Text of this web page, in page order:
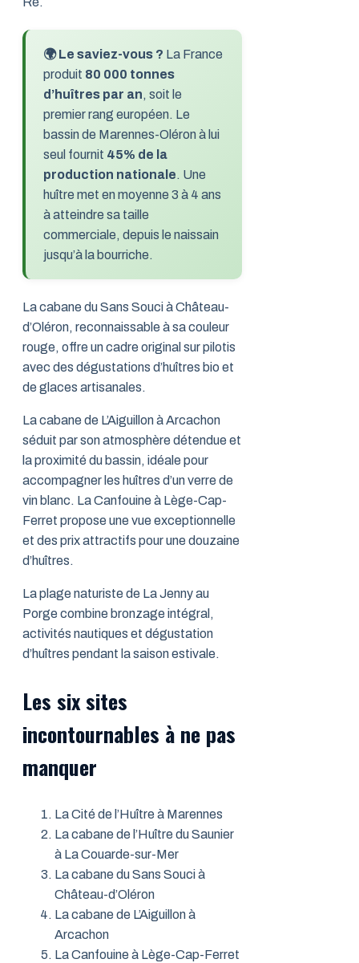
🌍 Le saviez-vous ? La France
produit 80 000 tonnes
d’huîtres par an, soit le
premier rang européen. Le
bassin de Marennes-Oléron à lui
seul fournit 45% de la
production nationale. Une
huître met en moyenne 3 à 4 ans
à atteindre sa taille
commerciale, depuis le naissain
jusqu’à la bourriche.
La cabane du Sans Souci à Château-
d’Oléron, reconnaissable à sa couleur
rouge, offre un cadre original sur pilotis
avec des dégustations d’huîtres bio et
de glaces artisanales.
La cabane de L’Aiguillon à Arcachon
séduit par son atmosphère détendue et
la proximité du bassin, idéale pour
accompagner les huîtres d’un verre de
vin blanc. La Canfouine à Lège-Cap-
Ferret propose une vue exceptionnelle
et des prix attractifs pour une douzaine
d’huîtres.
La plage naturiste de La Jenny au
Porge combine bronzage intégral,
activités nautiques et dégustation
d’huîtres pendant la saison estivale.
Les six sites
incontournables à ne pas
manquer
La Cité de l’Huître à Marennes
La cabane de l’Huître du Saunier
à La Couarde-sur-Mer
La cabane du Sans Souci à
Château-d’Oléron
La cabane de L’Aiguillon à
Arcachon
La Canfouine à Lège-Cap-Ferret